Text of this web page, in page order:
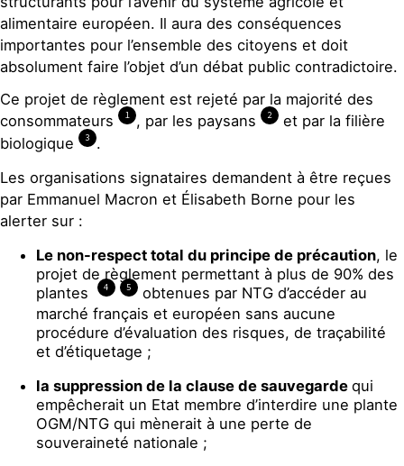
alimentaire européen. Il aura des conséquences
importantes pour l’ensemble des citoyens et doit
absolument faire l’objet d’un débat public contradictoire.
Ce projet de règlement est rejeté par la majorité des
consommateurs
1 , par les paysans 2
et par la filière
biologique
3
.
Les organisations signataires demandent à être reçues
par Emmanuel Macron et Élisabeth Borne pour les
alerter sur :
Le non-respect total du principe de précaution, le
projet de règlement permettant à plus de 90% des
plantes
4 5
obtenues par NTG d’accéder au
marché français et européen sans aucune
procédure d’évaluation des risques, de traçabilité
et d’étiquetage ;
la suppression de la clause de sauvegarde qui
empêcherait un Etat membre d’interdire une plante
OGM/NTG qui mènerait à une perte de
souveraineté nationale ;